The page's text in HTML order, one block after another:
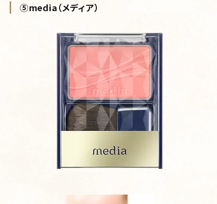
⑤media（メディア）